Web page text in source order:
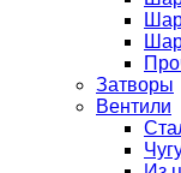
Затворы
Вентили